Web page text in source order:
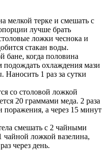
мелкой терке и смешать с
лучше брать
ложки чеснока и
стакан воды.
бане, когда половина
подождать охлаждения мази
Наносить 1 раз за сутки
со столовой ложкой
20 граммами меда. 2 раза
поражения, а через 15 минут
смешать с 2 чайными
чайной ложкой вазелина,
через день.